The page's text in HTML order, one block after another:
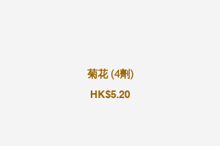
菊花 (4劑)
HK$5.20